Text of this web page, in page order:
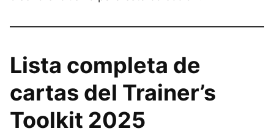
Lista completa de
cartas del Trainer’s
Toolkit 2025